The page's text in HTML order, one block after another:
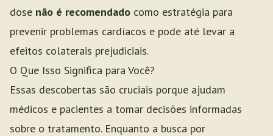
dose não é recomendado como estratégia para
prevenir problemas cardíacos e pode até levar a
efeitos colaterais prejudiciais.
O Que Isso Significa para Você?
Essas descobertas são cruciais porque ajudam
médicos e pacientes a tomar decisões informadas
sobre o tratamento. Enquanto a busca por